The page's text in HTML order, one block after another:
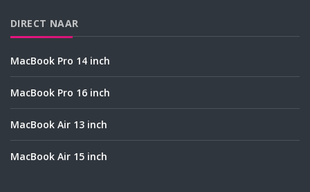
DIRECT NAAR
MacBook Pro 14 inch
MacBook Pro 16 inch
MacBook Air 13 inch
MacBook Air 15 inch